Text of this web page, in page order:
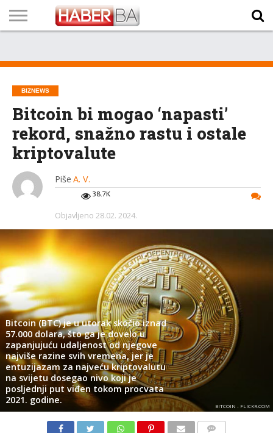
TECH
PROGRAM
PROGNOZA
PUTEVIMA
LISTA
NAMA
BIZNEWS
Bitcoin bi mogao ‘napasti’
rekord, snažno rastu i ostale
kriptovalute
Piše A. V.
38.7K
Objavljeno 28.02. 2024.
Bitcoin (BTC) je u utorak skočio iznad
57.000 dolara, što ga je dovelo u
zapanjujuću udaljenost od njegove
najviše razine svih vremena, jer je
entuzijazam za najveću kriptovalutu
na svijetu dosegao nivo koji je
posljednji put viđen tokom procvata
2021. godine.
BITCOIN - FLICKR.COM